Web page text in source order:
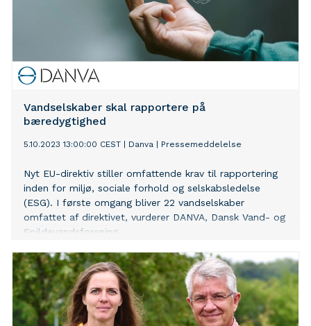
Vandselskaber skal rapportere på
bæredygtighed
5.10.2023 13:00:00 CEST Danva Pressemeddelelse
Nyt EU-direktiv stiller omfattende krav til rapportering
inden for miljø, sociale forhold og selskabsledelse
(ESG). I første omgang bliver 22 vandselskaber
omfattet af direktivet, vurderer DANVA, Dansk Vand- og
Spildevandsforening.